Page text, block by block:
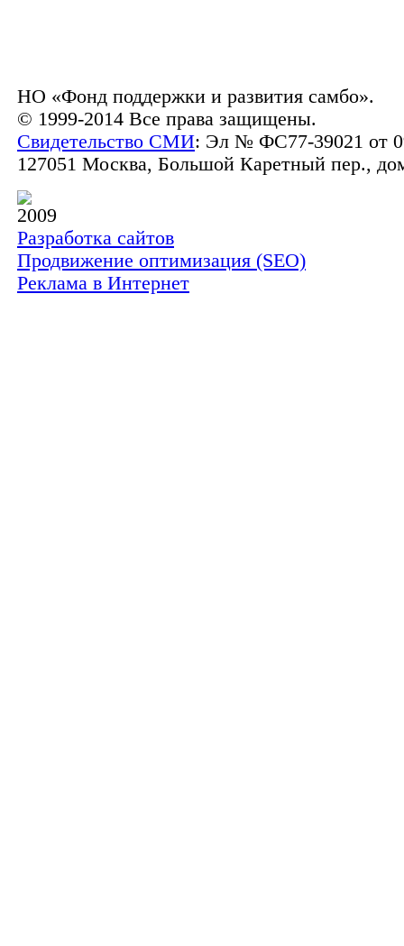
НО «Фонд поддержки и развития самбо».
© 1999-2014 Все права защищены.
Свидетельство СМИ: Эл № ФС77-39021 от
127051 Москва, Большой Каретный пер.,
2009
Разработка сайтов
Продвижение оптимизация (SEO)
Реклама в Интернет